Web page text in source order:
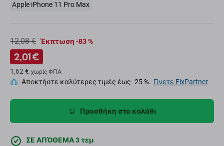
Apple iPhone 11 Pro Max
12,08 € Έκπτωση -83 %
2,01 €
1,62 € χωρίς ΦΠΑ
Αποκτήστε καλύτερες τιμές έως -25 %. Γίνετε FixPartner
Προσθήκη στο καλάθι
ΣΕ ΑΠΌΘΕΜΑ 3 τεμ